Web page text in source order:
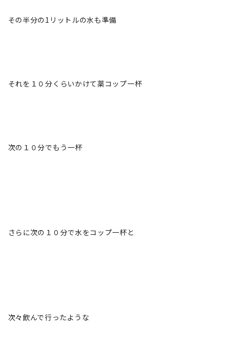
その半分の1リットルの水も準備
それを１０分くらいかけて薬コップ一杯
次の１０分でもう一杯
さらに次の１０分で水をコップ一杯と
次々飲んで行ったような